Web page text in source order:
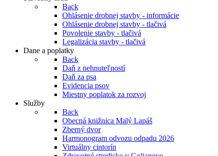
Back
Ohlásenie drobnej stavby - informácie
Ohlásenie drobnej stavby - tlačivá
Povolenie stavby - tlačivá
Legalizácia stavby - tlačivá
Dane a poplatky
Back
Daň z nehnuteľností
Daň za psa
Evidencia psov
Miestny poplatok za rozvoj
Služby
Back
Obecná knižnica Malý Lapáš
Zberný dvor
Harmonogram odvozu odpadu 2026
Virtuálny cintorín